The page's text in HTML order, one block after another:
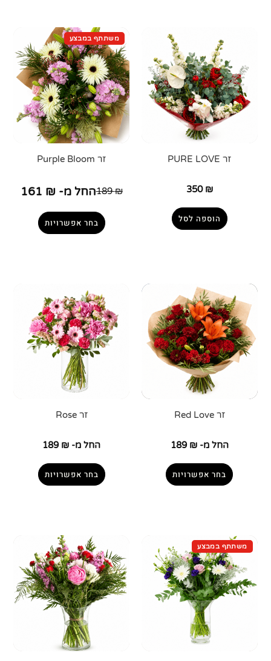
זר PURE LOVE
350 ₪
הוספה לסל
זר Purple Bloom
189₪ החל מ- 161 ₪
בחר אפשרויות
זר Red Love
החל מ- 189 ₪
בחר אפשרויות
זר Rose
החל מ- 189 ₪
בחר אפשרויות